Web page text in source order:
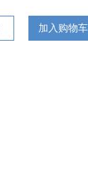
加入购物车